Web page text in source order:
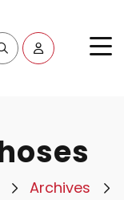
Archives